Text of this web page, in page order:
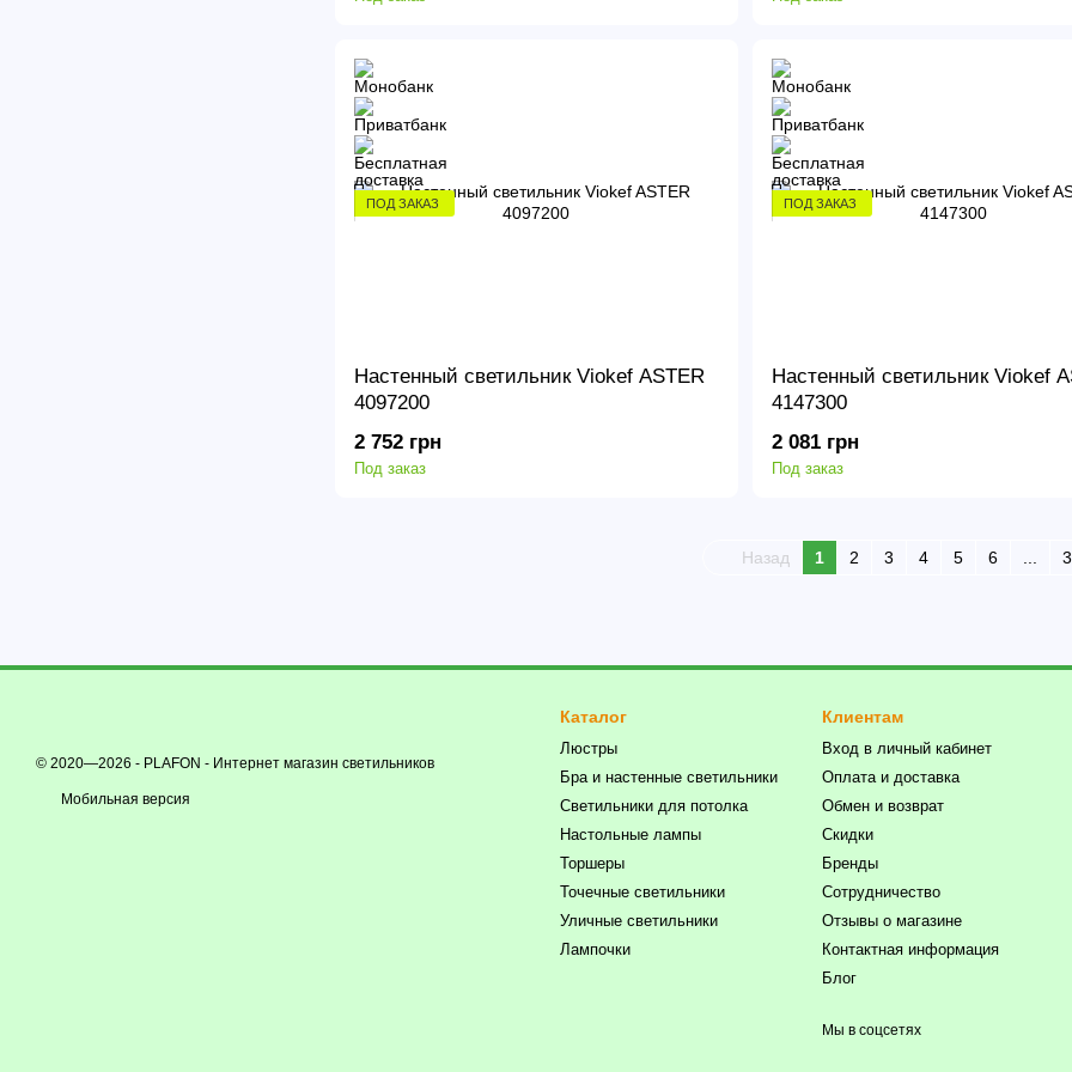
ПОД ЗАКАЗ
Настенный светильник Viokef ASTER
4097200
2 752 грн
Под заказ
ПОД ЗАКАЗ
Настенный светильник Viokef
4147300
2 081 грн
Под заказ
Назад 1 2 3 4 5 6
© 2020—2026 - PLAFON - Интернет магазин светильников
Мобильная версия
Каталог
Люстры
Бра и настенные светильники
Светильники для потолка
Настольные лампы
Торшеры
Точечные светильники
Уличные светильники
Лампочки
Клиентам
Вход в личный кабинет
Оплата и доставка
Обмен и возврат
Скидки
Бренды
Сотрудничество
Отзывы о магазине
Контактная информация
Блог
Мы в соцсетях